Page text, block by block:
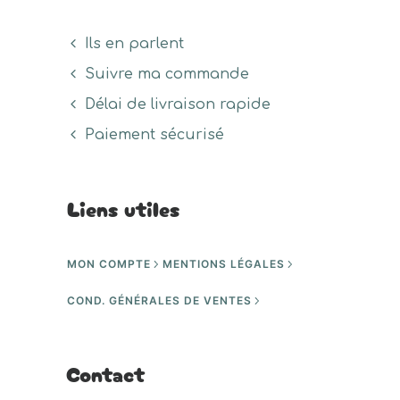
Ils en parlent
Suivre ma commande
Délai de livraison rapide
Paiement sécurisé
Liens utiles
MON COMPTE MENTIONS LÉGALES
COND. GÉNÉRALES DE VENTES
Contact